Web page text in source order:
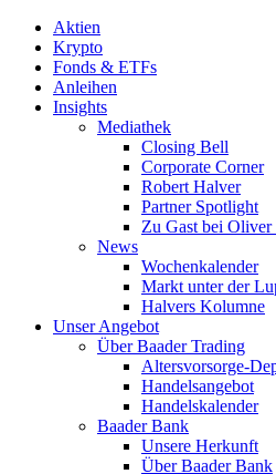
Aktien
Krypto
Fonds & ETFs
Anleihen
Insights
Mediathek
Closing Bell
Corporate Corner
Robert Halver
Partner Spotlight
Zu Gast bei Oliver
News
Wochenkalender
Markt unter der
Halvers Kolumne
Unser Angebot
Über Baader Trading
Altersvorsorge-
Handelsangebot
Handelskalender
Baader Bank
Unsere Herkunft
Über Baader Bank